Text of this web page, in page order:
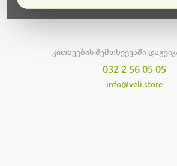
კითხვების შემთხვევაში
032 2 56 05 05
info@veli.store